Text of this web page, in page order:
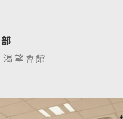
望會館